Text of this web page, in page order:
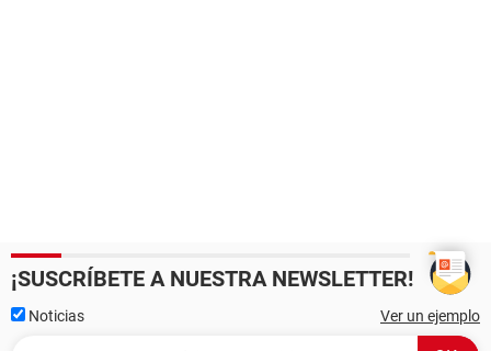
¡SUSCRÍBETE A NUESTRA NEWSLETTER!
Noticias Ver un ejemplo